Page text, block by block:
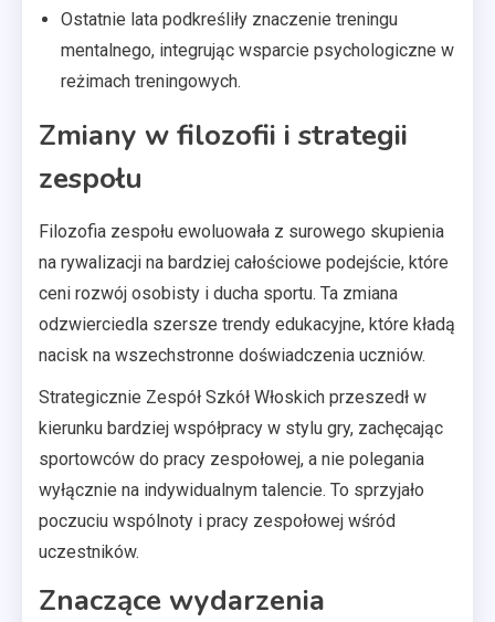
Ostatnie lata podkreśliły znaczenie treningu
mentalnego, integrując wsparcie psychologiczne w
reżimach treningowych.
Zmiany w filozofii i strategii
zespołu
Filozofia zespołu ewoluowała z surowego skupienia
na rywalizacji na bardziej całościowe podejście, które
ceni rozwój osobisty i ducha sportu. Ta zmiana
odzwierciedla szersze trendy edukacyjne, które kładą
nacisk na wszechstronne doświadczenia uczniów.
Strategicznie Zespół Szkół Włoskich przeszedł w
kierunku bardziej współpracy w stylu gry, zachęcając
sportowców do pracy zespołowej, a nie polegania
wyłącznie na indywidualnym talencie. To sprzyjało
poczuciu wspólnoty i pracy zespołowej wśród
uczestników.
Znaczące wydarzenia